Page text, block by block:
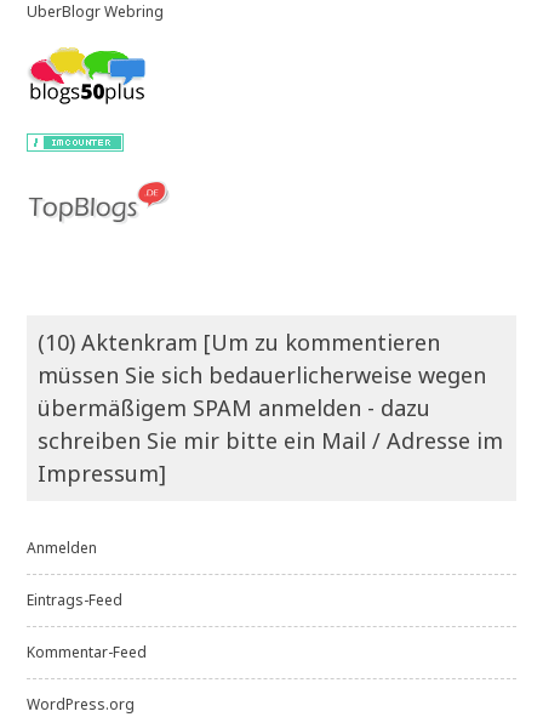
UberBlogr Webring
(10) Aktenkram [Um zu kommentieren
müssen Sie sich bedauerlicherweise wegen
übermäßigem SPAM anmelden - dazu
schreiben Sie mir bitte ein Mail / Adresse im
Impressum]
Anmelden
Eintrags-Feed
Kommentar-Feed
WordPress.org